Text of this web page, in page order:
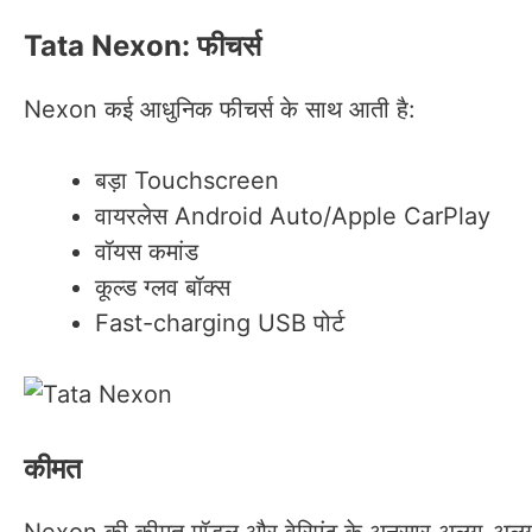
Tata Nexon: फीचर्स
Nexon कई आधुनिक फीचर्स के साथ आती है:
बड़ा Touchscreen
वायरलेस Android Auto/Apple CarPlay
वॉयस कमांड
कूल्ड ग्लव बॉक्स
Fast-charging USB पोर्ट
कीमत